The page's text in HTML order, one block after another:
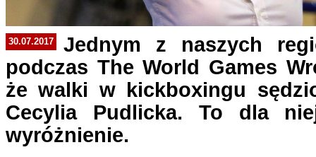
30.07.2017
Jednym z naszych
podczas The World Games
że walki w kickboxingu
Cecylia Pudlicka. To dla
wyróżnienie.